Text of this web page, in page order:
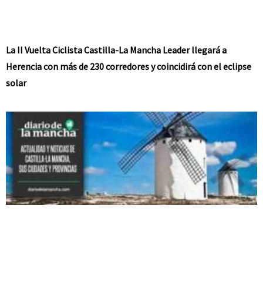
La II Vuelta Ciclista Castilla-La Mancha Leader llegará a
Herencia con más de 230 corredores y coincidirá con el eclipse
solar